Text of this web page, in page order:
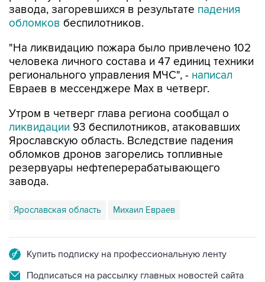
завода, загоревшихся в результате падения
обломков беспилотников.
"На ликвидацию пожара было привлечено 102
человека личного состава и 47 единиц техники
регионального управления МЧС", - написал
Евраев в мессенджере Мах в четверг.
Утром в четверг глава региона сообщал о
ликвидации 93 беспилотников, атаковавших
Ярославскую область. Вследствие падения
обломков дронов загорелись топливные
резервуары нефтеперерабатывающего
завода.
Ярославская область Михаил Евраев
Купить подписку на профессиональную ленту
Подписаться на рассылку главных новостей сайта